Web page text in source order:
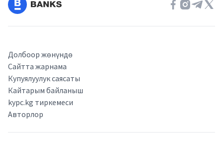
Долбоор жөнүндө
Сайтта жарнама
Купуялуулук саясаты
Кайтарым байланыш
kypc.kg тиркемеси
Авторлор